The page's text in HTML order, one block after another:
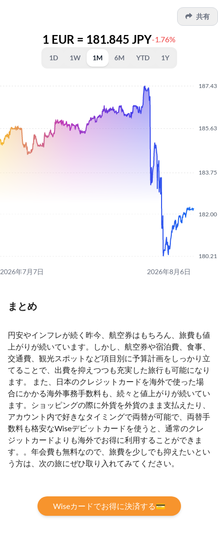
共有
1 EUR = 181.845 JPY-1.76%
1D 1W 1M 6M YTD 1Y
180.21
182.00
183.75
185.63
187.43
2026年7月7日 2026年8月6日
まとめ
円安やインフレが続く昨今、航空券はもちろん、旅費も値
上がりが続いています。しかし、航空券や宿泊費、食事、
交通費、観光スポットなど項目別に予算計画をしっかり立
てることで、出費を抑えつつも充実した旅行も可能になり
ます。 また、日本のクレジットカードを海外で使った場
合にかかる海外事務手数料も、続々と値上がりが続いてい
ます。ショッピングの際に外貨を外貨のまま支払えたり、
アカウント内で好きなタイミングで両替が可能で、両替手
数料も格安なWiseデビットカードを使うと、通常のクレ
ジットカードよりも海外でお得に利用することができま
す。。年会費も無料なので、旅費を少しでも抑えたいとい
う方は、次の旅にぜひ取り入れてみてください。
Wiseカードでお得に決済する💳